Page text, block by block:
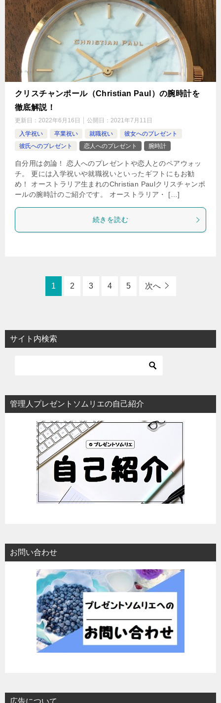
クリスチャンポール（Christian Paul）の腕時計を
徹底解説！
更新日： 2022年6月16日 公開日： 2021年7月11日
入学祝い
卒業祝い 就職祝い
彼女へのプレゼント
彼氏へのプレゼント
恋人へのプレゼント 腕時計
自分用は勿論！ 恋人へのプレゼントや恋人とのペアウォッ
チ。 更には入学祝いや就職祝いといったギフトにもお勧
め！ オーストラリア生まれのChristian Paulクリスチャンポ
ールの腕時計のご紹介です。 オーストラリア・ […]
続きを読む
1 2 3 4 5 次へ
サイト内検索
管理人プレゼントソムリエの自己紹介
お問い合わせ
広告について